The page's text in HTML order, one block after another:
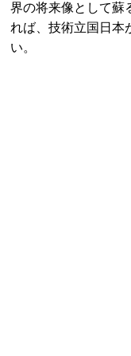
界の将来像として蘇
れば、技術立国日本
い。